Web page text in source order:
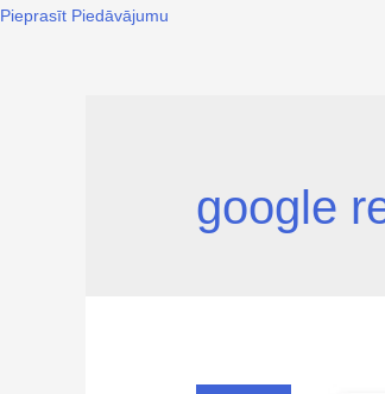
Pieprasīt Piedāvājumu
google